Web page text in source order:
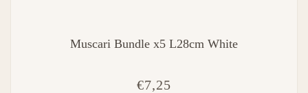
Muscari Bundle x5 L28cm White
€7,25